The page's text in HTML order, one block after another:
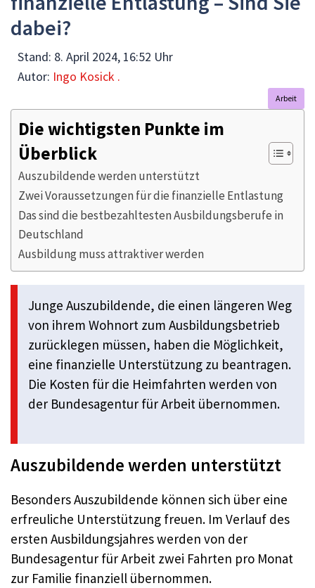
dabei?
Stand: 8. April 2024, 16:52 Uhr
Autor: Ingo Kosick .
Arbeit
Die wichtigsten Punkte im
Überblick
Auszubildende werden unterstützt
Zwei Voraussetzungen für die finanzielle Entlastung
Das sind die bestbezahltesten Ausbildungsberufe in
Deutschland
Ausbildung muss attraktiver werden
Junge Auszubildende, die einen längeren Weg
von ihrem Wohnort zum Ausbildungsbetrieb
zurücklegen müssen, haben die Möglichkeit,
eine finanzielle Unterstützung zu beantragen.
Die Kosten für die Heimfahrten werden von
der Bundesagentur für Arbeit übernommen.
Auszubildende werden unterstützt
Besonders Auszubildende können sich über eine
erfreuliche Unterstützung freuen. Im Verlauf des
ersten Ausbildungsjahres werden von der
Bundesagentur für Arbeit zwei Fahrten pro Monat
zur Familie finanziell übernommen.